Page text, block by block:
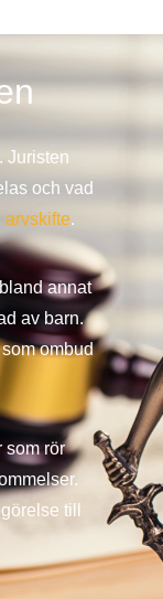
Juristen
och vad
arvskifte.
annat
av barn.
ombud
som rör
till